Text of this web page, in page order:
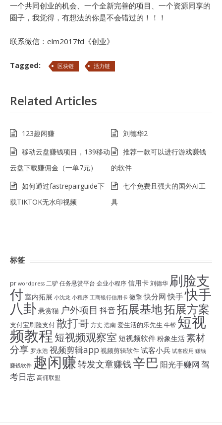
一个共同创业的机会、一个全新完善的项目、一个资源同享的
圈子，我觉得，有想法的你是不会错过的！！！
联系微信：elm2017fd《创业》
Tagged: 区块链 活力链
Related Articles
123趣闲赚
刘德华2
移动云盘赚钱项目，139移动
云盘下载赚佣金（一单7元）
推荐一款可以进行游戏赚钱
的软件
如何通过fastrepairguide下
载TIKTOK无水印视频
七个免费且强大的国外AI工
具
标签
pr wordpress 二驴任务悬赏平台 企业小程序信用卡刘德华 刷脸支
付 室内拓展 小沈龙 小程序 工商银行信用卡 微擎快分网 快手快手
八卦悬赏猫 户外项目 抖音拓展基地拓展方案
支付宝刷脸支付散打哥 方丈 浩南爱生活的乐先生 牛帮 短视
频教程 短视频观察室 短视频软件粉象生活素材
分享 罗永浩视频剪辑app 视频剪辑软件试客小兵 试客应用 赚钱
赚钱软件 趣闲赚转发文章赚钱辛巴 阳光手赚网驾
考日志高佣联盟